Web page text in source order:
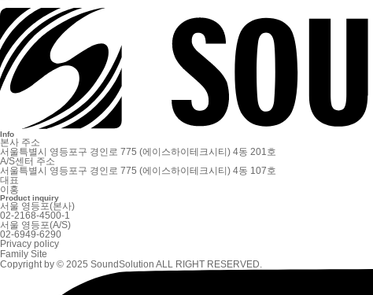
Info
본사 주소
서울특별시 영등포구 경인로 775 (에이스하이테크시티) 4동 201호
A/S센터 주소
서울특별시 영등포구 경인로 775 (에이스하이테크시티) 4동 107호
대표
이홍
Product inquiry
서울 영등포(본사)
02-2168-4500-1
서울 영등포(A/S)
02-6949-6290
Privacy policy
Family Site
Copyright by © 2025 SoundSolution ALL RIGHT RESERVED.